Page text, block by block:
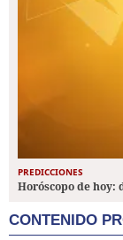
PREDICCIONES
Horóscopo de hoy:
CONTENIDO